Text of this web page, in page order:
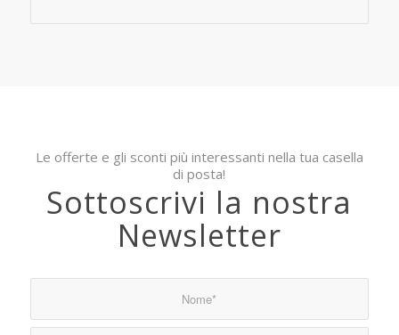
Le offerte e gli sconti più interessanti nella tua casella
di posta!
Sottoscrivi la nostra
Newsletter